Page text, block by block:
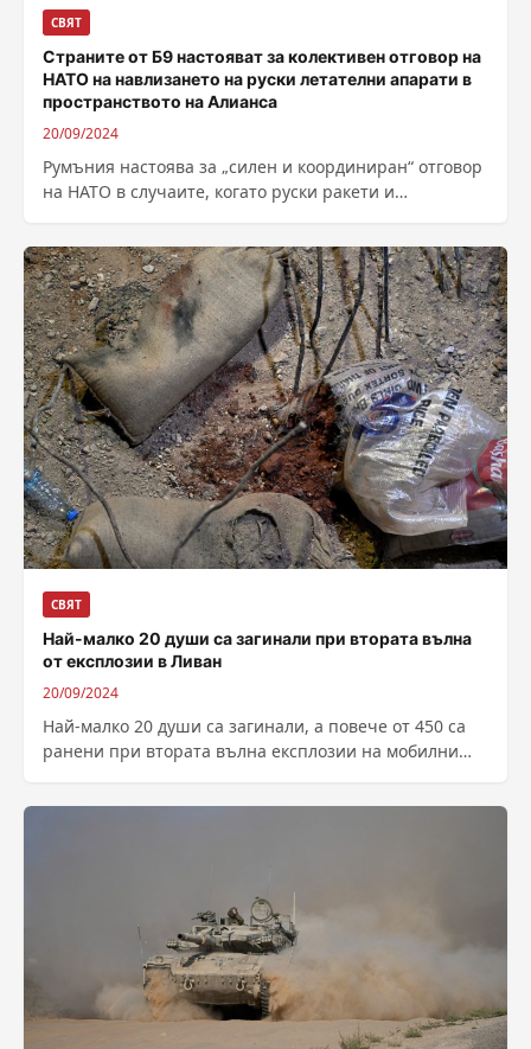
СВЯТ
Страните от Б9 настояват за колективен отговор на
НАТО на навлизането на руски летателни апарати в
пространството на Алианса
20/09/2024
Румъния настоява за „силен и координиран“ отговор
на НАТО в случаите, когато руски ракети и
СВЯТ
Най-малко 20 души са загинали при втората вълна
от експлозии в Ливан
20/09/2024
Най-малко 20 души са загинали, а повече от 450 са
ранени при втората вълна експлозии на мобилни